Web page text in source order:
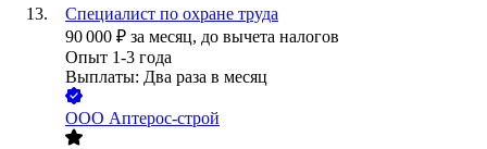
Специалист по охране труда
90 000 ₽ за месяц, до вычета налогов
Опыт 1-3 года
Выплаты: Два раза в месяц
ООО Аптерос-строй